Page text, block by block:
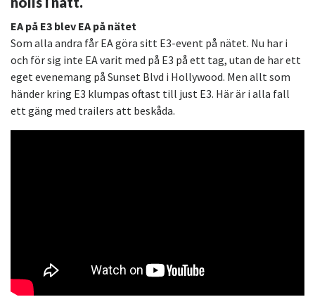
EA på E3 blev EA på nätet
Som alla andra får EA göra sitt E3-event på nätet. Nu har i
och för sig inte EA varit med på E3 på ett tag, utan de har ett
eget evenemang på Sunset Blvd i Hollywood. Men allt som
händer kring E3 klumpas oftast till just E3. Här är i alla fall
ett gäng med trailers att beskåda.